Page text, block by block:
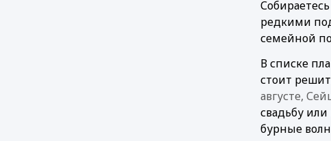
редкими
семейной
В списке
стоит
августе,
свадьбу
бурные